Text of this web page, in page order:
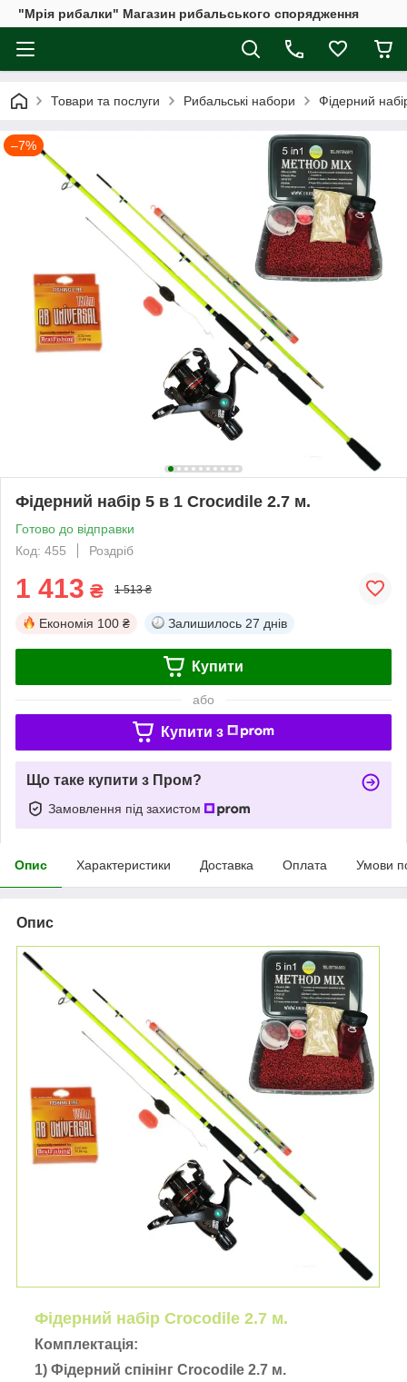
"Мрія рибалки" Магазин рибальського спорядження
Товари та послуги Рибальські набори Фідерний
–7%
Фідерний набір 5 в 1 Сroсиdile 2.7 м.
Готово до відправки
Код: 455
Роздріб
1 413 ₴ 1 513 ₴
Економія 100 ₴ Залишилось 27 днів
Купити
або
Купити з
Що таке купити з Пром?
Замовлення під захистом
Опис Характеристики Доставка Оплата Умови
Опис
Фідерний набір Croсоdile 2.7 м.
Комплектація:
1) Фідерний спінінг Crocodile 2.7 м.